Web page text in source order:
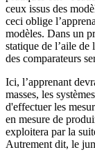
ceux issus des
ceci oblige
modèles. Dans un
statique de l’aile de
des comparateurs
Ici, l’apprenant
masses, les
d'effectuer les
en mesure de
exploitera par la
Autrement dit, le